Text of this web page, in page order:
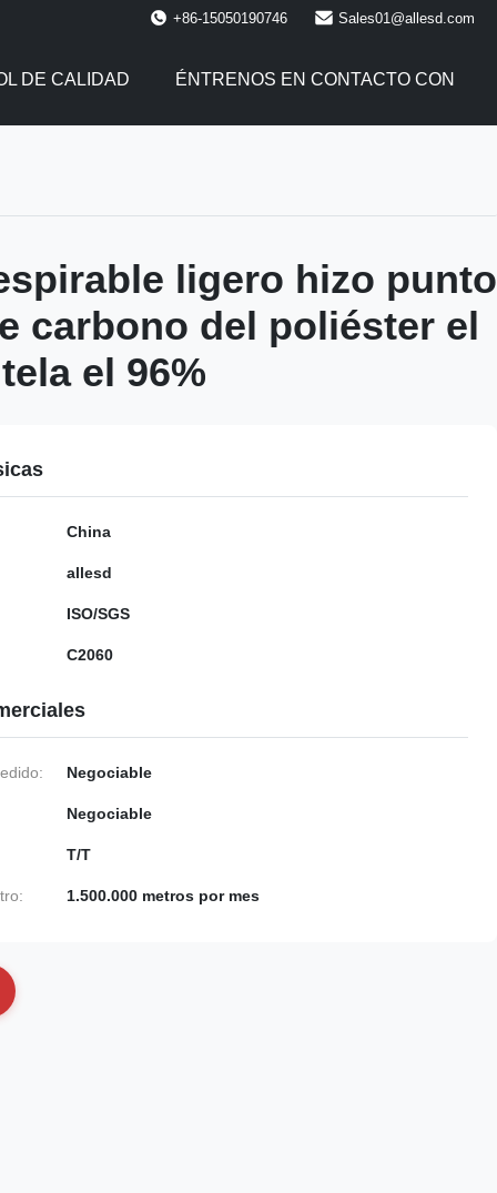
+86-15050190746 Sales01@allesd.com
DE CALIDAD ÉNTRENOS EN CONTACTO CON
ligero hizo punto
carbono del poliéster el
el 96%
China
allesd
ISO/SGS
C2060
Negociable
Negociable
T/T
1.500.000 metros por mes